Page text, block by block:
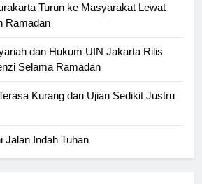
Turun ke Masyarakat Lewat
Ramadan
dan Hukum UIN Jakarta Rilis
Selama Ramadan
Kurang dan Ujian Sedikit Justru
Jalan Indah Tuhan